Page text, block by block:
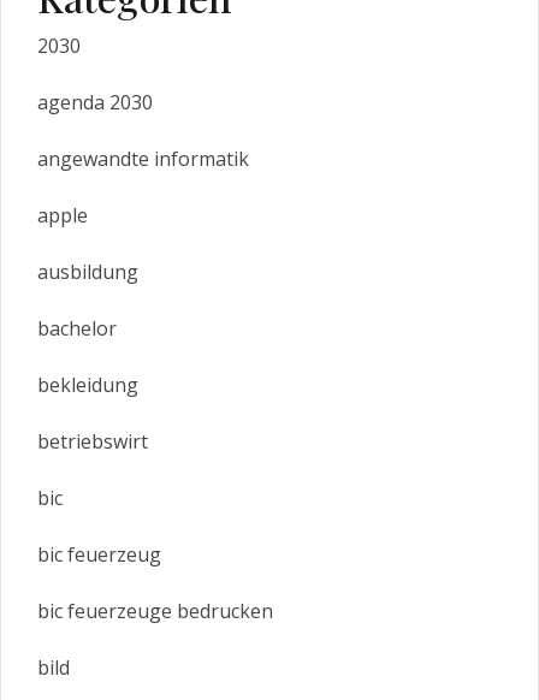
2030
agenda 2030
angewandte informatik
apple
ausbildung
bachelor
bekleidung
betriebswirt
bic
bic feuerzeug
bic feuerzeuge bedrucken
bild